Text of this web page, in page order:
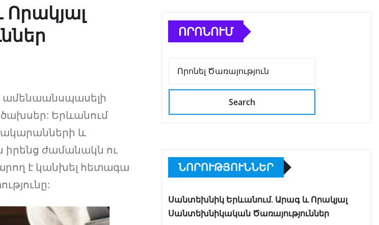
ծախսեր: Երևանում
և
ժամանակն ու
է կանխել հետագա
ՈՐՈՆՈՒՄ
Search
ՆՈՐՈՒԹՅՈՒՆՆԵՐ
Սանտեխնիկ Երևանում. Արագ և Որակյալ
Սանտեխնիկական Ծառայություններ